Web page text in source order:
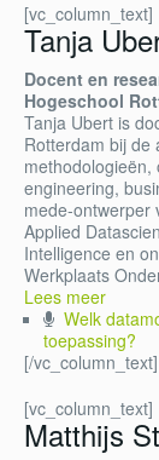
[vc_column_text]
Tanja
Docent en
Hogeschool
Tanja Ubert is
Rotterdam bij de
methodologieën,
engineering,
mede-ontwerper
Applied
Intelligence en
Werkplaats
Lees meer
Welk
toepassing?
[/vc_column_text]
[vc_column_text]
Matthijs